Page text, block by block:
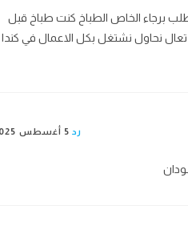
برجاء الخاص الطباخ كنت طباخ قبل
نحاول نشتغل بكل الاعمال في كندا
رد 5 أغسطس 2025